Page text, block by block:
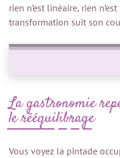
rien n’est linéaire, rien
transformation suit son
La gastronomie
le rééquilibrage
Vous voyez la pintade